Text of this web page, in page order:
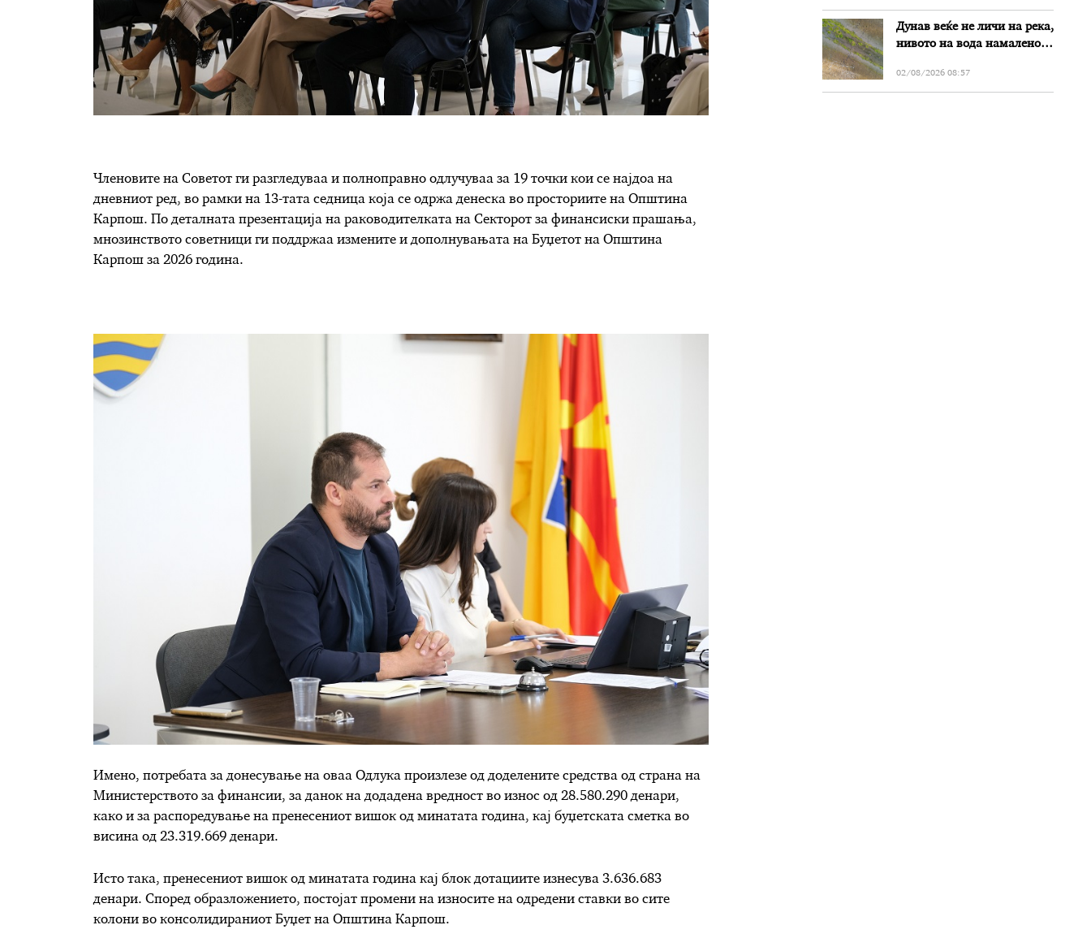
Членовите на Советот ги разгледуваа и полноправно одлучуваа за 19 точки кои се најдоа на
дневниот ред, во рамки на 13-тата седница која се одржа денеска во просториите на Општина
Карпош. По деталната презентација на раководителката на Секторот за финансиски прашања,
мнозинството советници ги поддржаа измените и дополнувањата на Буџетот на Општина
Карпош за 2026 година.
Имено, потребата за донесување на оваа Одлука произлезе од доделените средства од страна на
Министерството за финансии, за данок на додадена вредност во износ од 28.580.290 денари,
како и за распоредување на пренесениот вишок од минатата година, кај буџетската сметка во
висина од 23.319.669 денари.
Исто така, пренесениот вишок од минатата година кај блок дотациите изнесува 3.636.683
денари. Според образложението, постојат промени на износите на одредени ставки во сите
колони во консолидираниот Буџет на Општина Карпош.
злоупотреби
Дунав веќе не личи на река,
нивото на вода намалено
Бугарија
02/08/2026 08:57